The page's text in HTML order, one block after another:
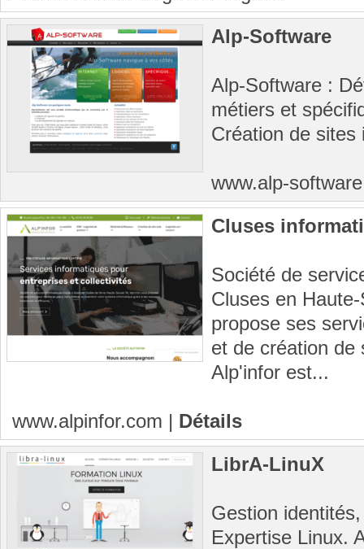
Alp-Software
Alp-Software :
métiers et
Création de sites
www.alp-
Cluses
Société de
Cluses en
propose ses
et de création de
Alp'infor est...
www.alpinfor.com | Détails
LibrA-LinuX
Gestion
Expertise Linux.